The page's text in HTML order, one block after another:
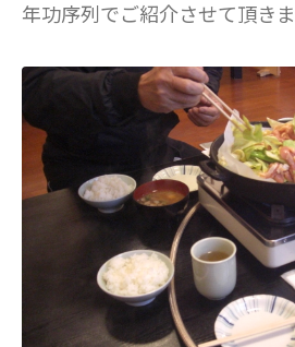
年功序列でご紹介させて頂きま